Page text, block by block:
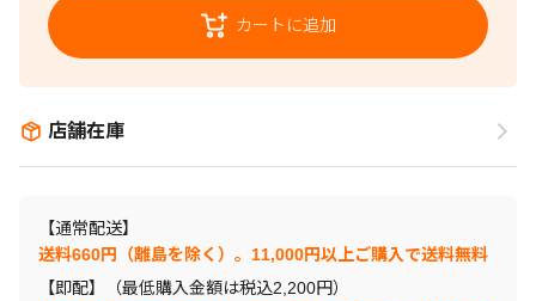
カートに追加
店舗在庫
【通常配送】
送料660円（離島を除く）。11,000円以上ご購入で送料無料
【即配】（最低購入金額は税込2,200円）